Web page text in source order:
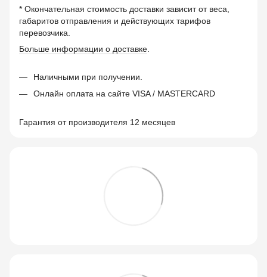
* Окончательная стоимость доставки зависит от веса,
габаритов отправления и действующих тарифов
перевозчика.
Больше информации о доставке
Наличными при получении.
Онлайн оплата на сайте VISA / MASTERCARD
Гарантия от производителя 12 месяцев